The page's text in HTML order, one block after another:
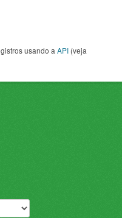
usando a API (veja